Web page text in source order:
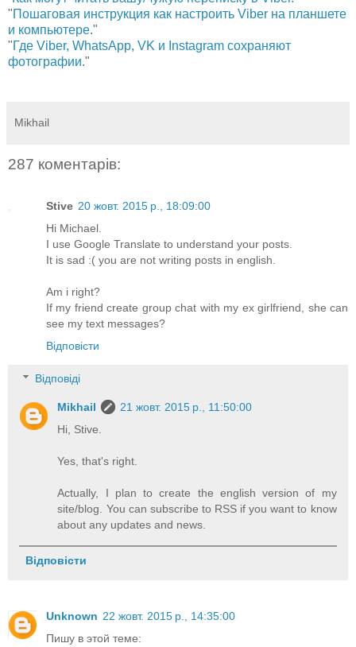
"Пошаговая инструкция как настроить Viber на планшете
и компьютере."
"Где Viber, WhatsApp, VK и Instagram сохраняют
фотографии."
Mikhail
287 коментарів:
Stive 20 жовт. 2015 р., 18:09:00
Hi Michael.
I use Google Translate to understand your posts.
It is sad :( you are not writing posts in english.
Am i right?
If my friend create group chat with my ex girlfriend, she can
see my text messages?
Відповісти
Відповіді
Mikhail
21 жовт. 2015 р., 11:50:00
Hi, Stive.
Yes, that's right.
Actually, I plan to create the english version of my
site/blog. You can subscribe to RSS if you want to know
about any updates and news.
Відповісти
Unknown 22 жовт. 2015 р., 14:35:00
Пишу в этой теме: